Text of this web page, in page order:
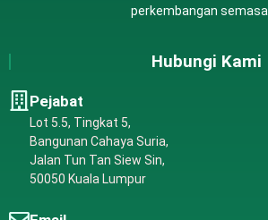
perkembangan semasa.
Hubungi Kami
Pejabat
Lot 5.5, Tingkat 5,
Bangunan Cahaya Suria,
Jalan Tun Tan Siew Sin,
50050 Kuala Lumpur